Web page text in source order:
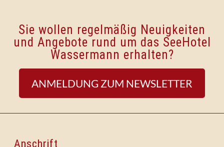
Sie wollen regelmäßig Neuigkeiten
und Angebote rund um das SeeHotel
Wassermann erhalten?
ANMELDUNG ZUM NEWSLETTER
Anschrift